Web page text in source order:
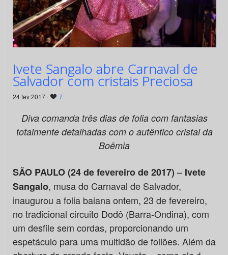
Ivete Sangalo abre Carnaval de
Salvador com cristais Preciosa
24 fev 2017 · 7
Diva comanda três dias de folia com fantasias
totalmente detalhadas com o autêntico cristal da
Boêmia
SÃO PAULO (24 de fevereiro de 2017) – Ivete
Sangalo, musa do Carnaval de Salvador,
inaugurou a folia baiana ontem, 23 de fevereiro,
no tradicional circuito Dodô (Barra-Ondina), com
um desfile sem cordas, proporcionando um
espetáculo para uma multidão de foliões. Além da